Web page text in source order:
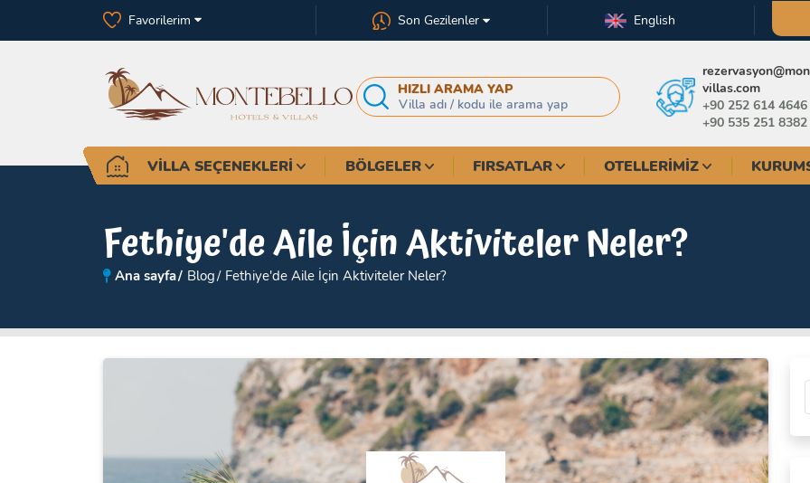
Favorilerim Son Gezilenler English
HIZLI ARAMA YAP
villas.com
+90 252 614 4646
+90 535 251 8382
VILLA SEÇENEKLERI BÖLGELER FIRSATLAR OTELLERIMIZ
Fethiye'de Aile İçin Aktiviteler Neler?
Ana sayfa Blog Fethiye'de Aile İçin Aktiviteler Neler?